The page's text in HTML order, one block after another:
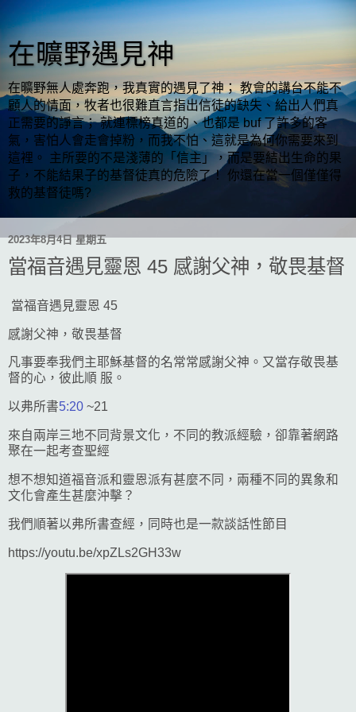
在曠野遇見神
在曠野無人處奔跑，我真實的遇見了神； 教會的講台不能不
顧人的情面，牧者也很難直言指出信徒的缺失、給出人們真
正需要的諍言； 就連標榜真道的、也都是 buf 了許多的客
氣，害怕人會走會掉粉，而我不怕、這就是為何你需要來到
這裡。 主所要的不是淺薄的「信主」，而是要結出生命的果
子，不能結果子的基督徒真的危險了！ 你還在當一個僅僅得
救的基督徒嗎?
2023年8月4日 星期五
當福音遇見靈恩 45 感謝父神，敬畏基督
當福音遇見靈恩 45
感謝父神，敬畏基督
凡事要奉我們主耶穌基督的名常常感謝父神。又當存敬畏基
督的心，彼此順 服。
以弗所書5:20 ~21
來自兩岸三地不同背景文化，不同的教派經驗，卻靠著網路
聚在一起考查聖經
想不想知道福音派和靈恩派有甚麼不同，兩種不同的異象和
文化會產生甚麼沖擊？
我們順著以弗所書查經，同時也是一款談話性節目
https://youtu.be/xpZLs2GH33w